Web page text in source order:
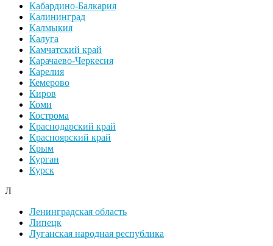
Кабардино-Балкария
Калининград
Калмыкия
Калуга
Камчатский край
Карачаево-Черкесия
Карелия
Кемерово
Киров
Коми
Кострома
Краснодарский край
Красноярский край
Крым
Курган
Курск
Л
Ленинградская область
Липецк
Луганская народная республика